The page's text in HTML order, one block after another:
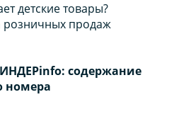
детские товары?
розничных продаж
содержание
номера